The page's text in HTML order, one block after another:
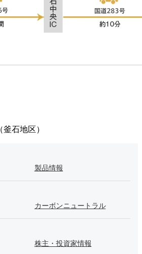
石地区）
製品情報
カーボンニュートラル
株主・投資家情報